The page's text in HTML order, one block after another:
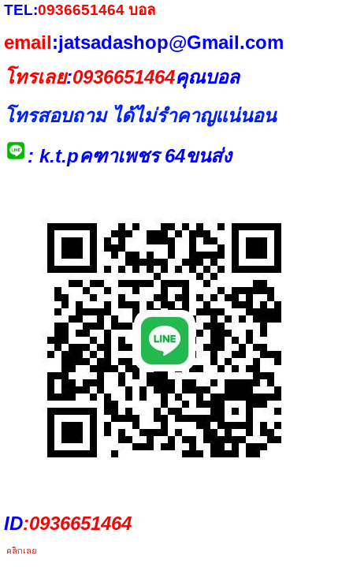
TEL:0936651464 บอล
email:jatsadashop@Gmail.com
โทรเลย:0936651464คุณบอล
โทรสอบถาม ได้ไม่รำคาญแน่นอน
: k.t.pคฑาเพชร 64ขนส่ง
ID:0936651464
คลิกเลย